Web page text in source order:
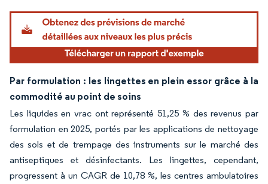
Par formulation : les lingettes en plein essor grâce à la
commodité au point de soins
Les liquides en vrac ont représenté 51,25 % des revenus par
formulation en 2025, portés par les applications de nettoyage
des sols et de trempage des instruments sur le marché des
antiseptiques et désinfectants. Les lingettes, cependant,
progressent à un CAGR de 10,78 %, les centres ambulatoires